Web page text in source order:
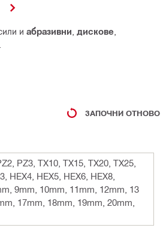
и абразивни дискове
ЗАПОЧНИ ОТНОВО
PZ3, TX10, TX15, TX20, TX25,
HEX4, HEX5, HEX6, HEX8,
9mm, 10mm, 11mm, 12mm, 13
17mm, 18mm, 19mm, 20mm,